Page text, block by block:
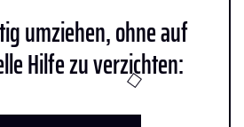
umziehen, ohne auf
Hilfe zu verzichten: